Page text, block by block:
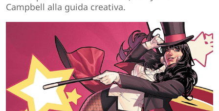
Campbell alla guida creativa.